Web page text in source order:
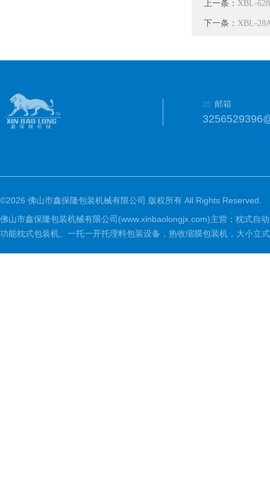
上一条： XBL-
下一条： XBL-
邮箱
©2026 佛山市鑫保隆包装机械有限公司 版权所有 All Rights Reserved.
佛山市鑫保隆包装机械有限公司(www.xinbaolongjx.com)主营：枕式自
功能枕式包装机、一托一开托理料包装设备，热收缩膜包装机，大小立